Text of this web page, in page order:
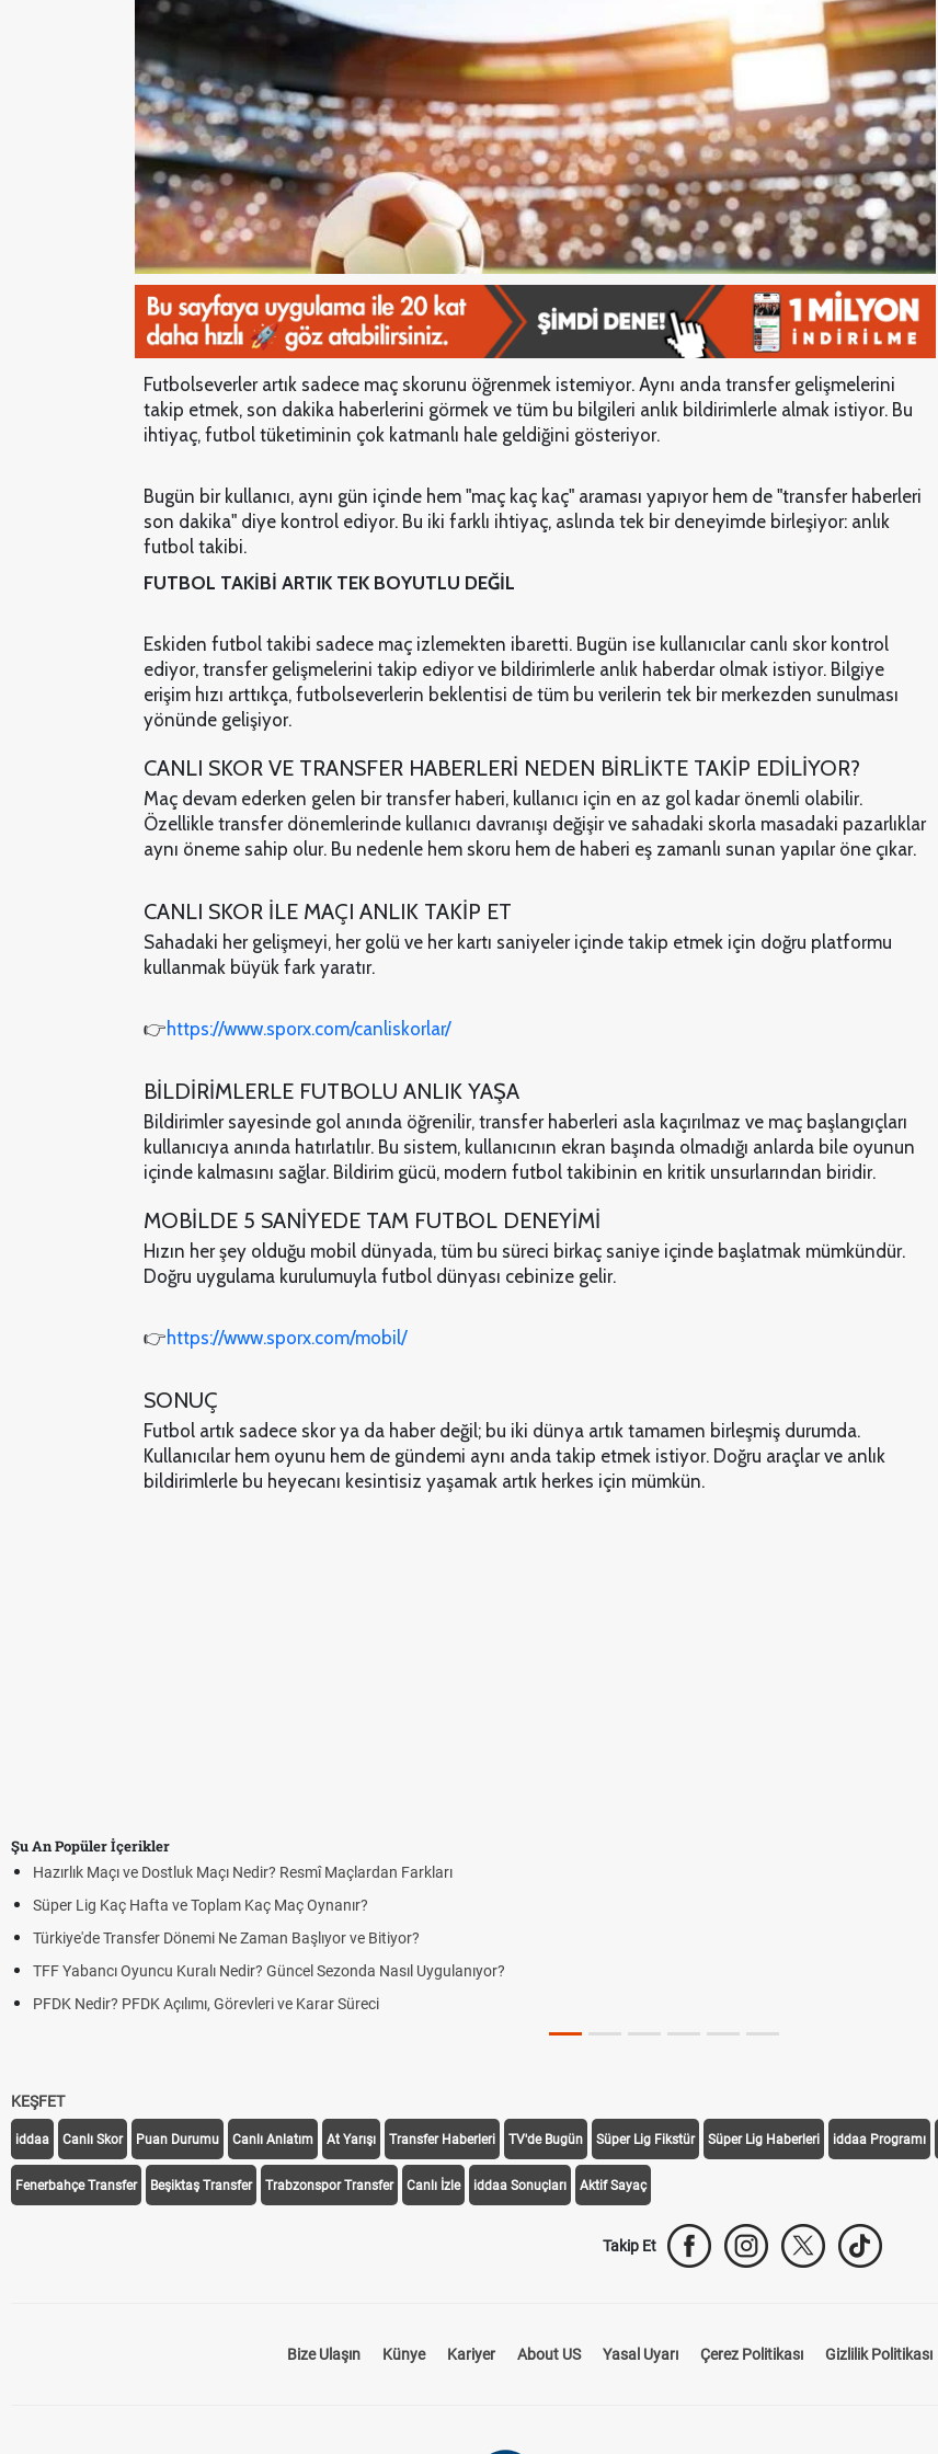
Futbolseverler artık sadece maç skorunu öğrenmek istemiyor. Aynı anda transfer gelişmelerini
takip etmek, son dakika haberlerini görmek ve tüm bu bilgileri anlık bildirimlerle almak istiyor. Bu
ihtiyaç, futbol tüketiminin çok katmanlı hale geldiğini gösteriyor.
Bugün bir kullanıcı, aynı gün içinde hem "maç kaç kaç" araması yapıyor hem de "transfer haberleri
son dakika" diye kontrol ediyor. Bu iki farklı ihtiyaç, aslında tek bir deneyimde birleşiyor: anlık
futbol takibi.
FUTBOL TAKİBİ ARTIK TEK BOYUTLU DEĞİL
Eskiden futbol takibi sadece maç izlemekten ibaretti. Bugün ise kullanıcılar canlı skor kontrol
ediyor, transfer gelişmelerini takip ediyor ve bildirimlerle anlık haberdar olmak istiyor. Bilgiye
erişim hızı arttıkça, futbolseverlerin beklentisi de tüm bu verilerin tek bir merkezden sunulması
yönünde gelişiyor.
CANLI SKOR VE TRANSFER HABERLERİ NEDEN BİRLİKTE TAKİP EDİLİYOR?
Maç devam ederken gelen bir transfer haberi, kullanıcı için en az gol kadar önemli olabilir.
Özellikle transfer dönemlerinde kullanıcı davranışı değişir ve sahadaki skorla masadaki pazarlıklar
aynı öneme sahip olur. Bu nedenle hem skoru hem de haberi eş zamanlı sunan yapılar öne çıkar.
CANLI SKOR İLE MAÇI ANLIK TAKİP ET
Sahadaki her gelişmeyi, her golü ve her kartı saniyeler içinde takip etmek için doğru platformu
kullanmak büyük fark yaratır.
👉https://www.sporx.com/canliskorlar/
BİLDİRİMLERLE FUTBOLU ANLIK YAŞA
Bildirimler sayesinde gol anında öğrenilir, transfer haberleri asla kaçırılmaz ve maç başlangıçları
kullanıcıya anında hatırlatılır. Bu sistem, kullanıcının ekran başında olmadığı anlarda bile oyunun
içinde kalmasını sağlar. Bildirim gücü, modern futbol takibinin en kritik unsurlarından biridir.
MOBİLDE 5 SANİYEDE TAM FUTBOL DENEYİMİ
Hızın her şey olduğu mobil dünyada, tüm bu süreci birkaç saniye içinde başlatmak mümkündür.
Doğru uygulama kurulumuyla futbol dünyası cebinize gelir.
👉https://www.sporx.com/mobil/
SONUÇ
Futbol artık sadece skor ya da haber değil; bu iki dünya artık tamamen birleşmiş durumda.
Kullanıcılar hem oyunu hem de gündemi aynı anda takip etmek istiyor. Doğru araçlar ve anlık
bildirimlerle bu heyecanı kesintisiz yaşamak artık herkes için mümkün.
Şu An Popüler İçerikler
Hazırlık Maçı ve Dostluk Maçı Nedir? Resmî Maçlardan Farkları
Süper Lig Kaç Hafta ve Toplam Kaç Maç Oynanır?
Türkiye'de Transfer Dönemi Ne Zaman Başlıyor ve Bitiyor?
TFF Yabancı Oyuncu Kuralı Nedir? Güncel Sezonda Nasıl Uygulanıyor?
PFDK Nedir? PFDK Açılımı, Görevleri ve Karar Süreci
KEŞFET
iddaa Canlı Skor Puan Durumu Canlı Anlatım At Yarışı Transfer Haberleri TV'de Bugün Süper Lig Fikstür Süper Lig Haberleri iddaa Programı
Fenerbahçe Transfer Beşiktaş Transfer Trabzonspor Transfer Canlı İzle iddaa Sonuçları Aktif Sayaç
Takip Et
Bize Ulaşın Künye Kariyer About US Yasal Uyarı Çerez Politikası Gizlilik Politikası